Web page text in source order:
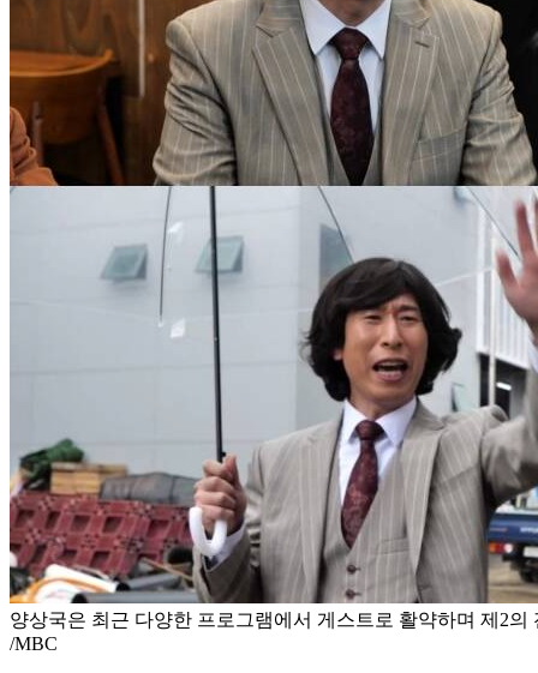
양상국은 최근 다양한 프로그램에서 게스트로 활약하며 제2의
/MBC